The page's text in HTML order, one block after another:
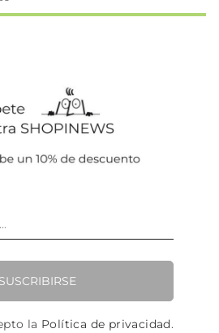
SUSCRIBIRSE
la Política de privacidad.